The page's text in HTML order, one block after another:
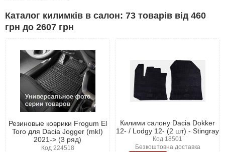
Каталог килимків в салон: 73 товарів від 460
грн до 2607 грн
Резиновые коврики Frogum El
Toro для Dacia Jogger (mkI)
2021-> (3 ряд)
Код 224518
Килими салону Dacia Dokker
12- / Lodgy 12- (2 шт) - Stingray
Код 18501
Безкоштовна доставка